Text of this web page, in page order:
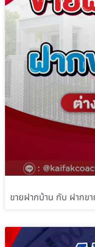
ขายฝากบ้าน กับ ฝากข